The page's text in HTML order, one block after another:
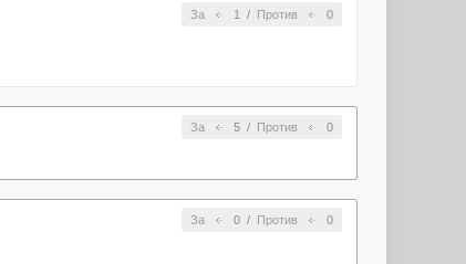
За 1 / Против 0
За 5/ Против 0
За 0/ Против 0